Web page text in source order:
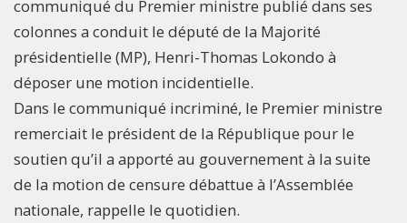
communiqué du Premier ministre publié dans ses
colonnes a conduit le député de la Majorité
présidentielle (MP), Henri-Thomas Lokondo à
déposer une motion incidentielle.
Dans le communiqué incriminé, le Premier ministre
remerciait le président de la République pour le
soutien qu’il a apporté au gouvernement à la suite
de la motion de censure débattue à l’Assemblée
nationale, rappelle le quotidien.